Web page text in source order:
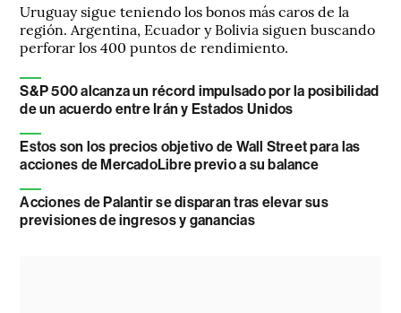
Uruguay sigue teniendo los bonos más caros de la
región. Argentina, Ecuador y Bolivia siguen buscando
perforar los 400 puntos de rendimiento.
S&P 500 alcanza un récord impulsado por la posibilidad
de un acuerdo entre Irán y Estados Unidos
Estos son los precios objetivo de Wall Street para las
acciones de MercadoLibre previo a su balance
Acciones de Palantir se disparan tras elevar sus
previsiones de ingresos y ganancias